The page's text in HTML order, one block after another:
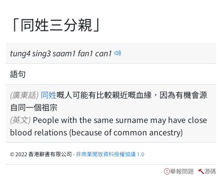
「同姓三分親」
tung4sing3saam1 fan1 can1
語句
(廣東話) 同姓嘅人可能有比較親近嘅血緣，因為有機會源
自同一個祖宗
(英文) People with the same surname may have close
blood relations (because of common ancestry)
© 2022 香港辭書有限公司 -非商業開放資料授權協議 1.0
舉報問題 源碼